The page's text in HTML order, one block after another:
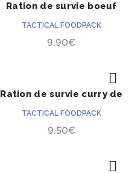
ACHETER
Ration de survie boeuf
TACTICAL FOODPACK
9.90€
ACHETER
Ration de survie curry de
TACTICAL FOODPACK
9.50€